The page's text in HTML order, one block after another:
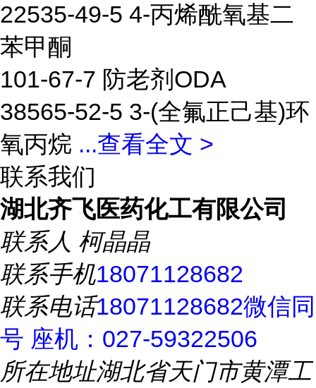
22535-49-5 4-丙烯酰氧基二
苯甲酮
101-67-7 防老剂ODA
38565-52-5 3-(全氟正己基)环
氧丙烷 ...查看全文 >
联系我们
湖北齐飞医药化工有限公司
联系人 柯晶晶
联系手机18071128682
联系电话18071128682微信同
号 座机：027-59322506
所在地址湖北省天门市黄潭工